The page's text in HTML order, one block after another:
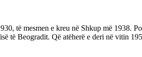
të mesmen e kreu në Shkup më 1938.
të Beogradit. Që atëherë e deri në vitin